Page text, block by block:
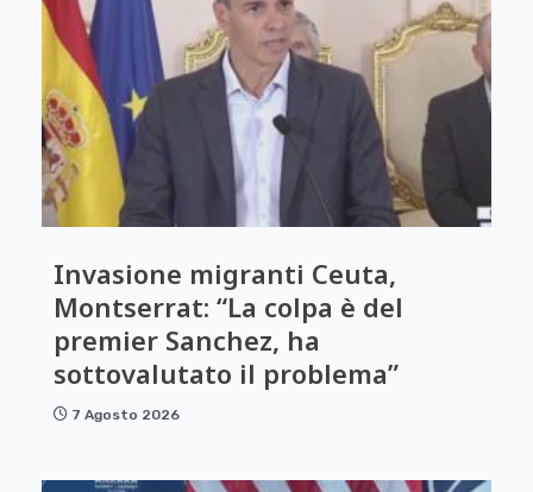
Invasione migranti Ceuta,
Montserrat: “La colpa è del
premier Sanchez, ha
sottovalutato il problema”
7 Agosto 2026